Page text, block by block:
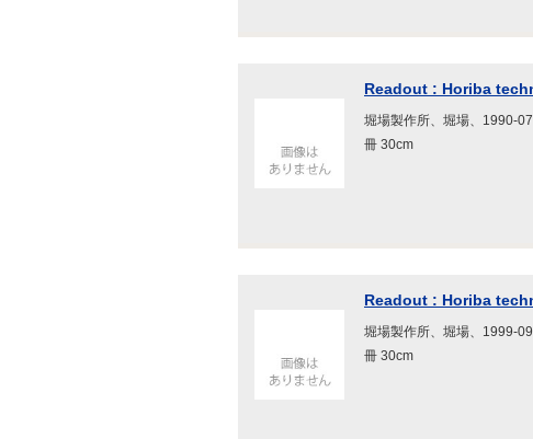
Readout : Horiba
堀場製作所、堀場、1990-07
冊 30cm
Readout : Horiba
堀場製作所、堀場、1999-09
冊 30cm